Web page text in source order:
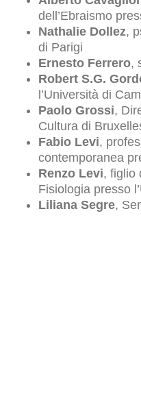
dell’Ebraismo
Nathalie Dollez,
di Parigi
Ernesto Ferrero,
Robert S.G.
l’Università di
Paolo Grossi,
Cultura di
Fabio Levi,
contemporanea
Renzo Levi, figlio
Fisiologia presso
Liliana Segre,